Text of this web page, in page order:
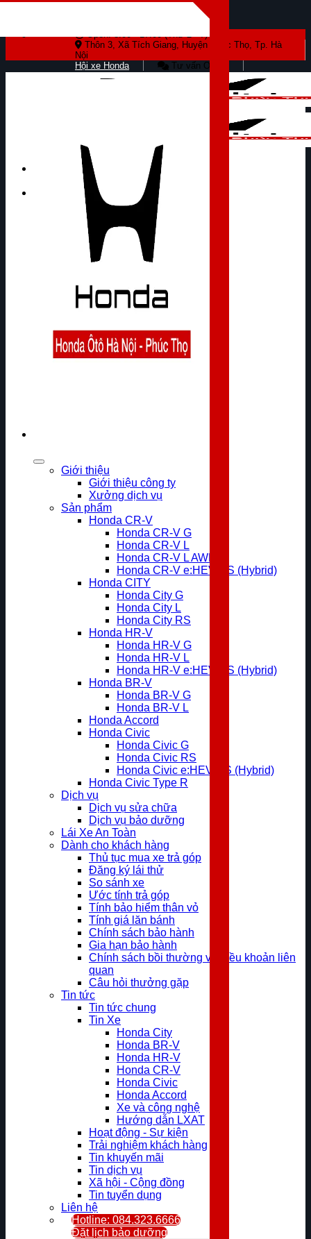
Open: 8:00 - 17:00 (Thứ 2 - 7)
Thôn 3, Xã Tích Giang, Huyện Phúc Thọ, Tp. Hà
Nội
Hội xe Honda
Tư vấn Online
Giới thiệu
Giới thiệu công ty
Xưởng dịch vụ
Sản phẩm
Honda CR-V
Honda CR-V G
Honda CR-V L
Honda CR-V L AWD
Honda CR-V e:HEV RS (Hybrid)
Honda CITY
Honda City G
Honda City L
Honda City RS
Honda HR-V
Honda HR-V G
Honda HR-V L
Honda HR-V e:HEV RS (Hybrid)
Honda BR-V
Honda BR-V G
Honda BR-V L
Honda Accord
Honda Civic
Honda Civic G
Honda Civic RS
Honda Civic e:HEV RS (Hybrid)
Honda Civic Type R
Dịch vụ
Dịch vụ sửa chữa
Dịch vụ bảo dưỡng
Lái Xe An Toàn
Dành cho khách hàng
Thủ tục mua xe trả góp
Đăng ký lái thử
So sánh xe
Ước tính trả góp
Tính bảo hiểm thân vỏ
Tính giá lăn bánh
Chính sách bảo hành
Gia hạn bảo hành
Chính sách bồi thường và điều khoản liên
quan
Câu hỏi thưởng gặp
Tin tức
Tin tức chung
Tin Xe
Honda City
Honda BR-V
Honda HR-V
Honda CR-V
Honda Civic
Honda Accord
Xe và công nghệ
Hướng dẫn LXAT
Hoạt động - Sự kiện
Trải nghiệm khách hàng
Tin khuyến mãi
Tin dịch vụ
Xã hội - Cộng đồng
Tin tuyển dụng
Liên hệ
Hotline: 084.323.6666
Đặt lịch bảo dưỡng